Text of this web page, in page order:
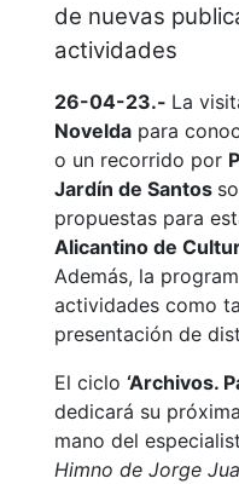
de nuevas
actividades
26-04-23.- La
Novelda para
o un recorrido por
Jardín de Santos
propuestas para
Alicantino de
Además, la
actividades como
presentación de
El ciclo ‘Archivos.
dedicará su
mano del
Himno de Jorge